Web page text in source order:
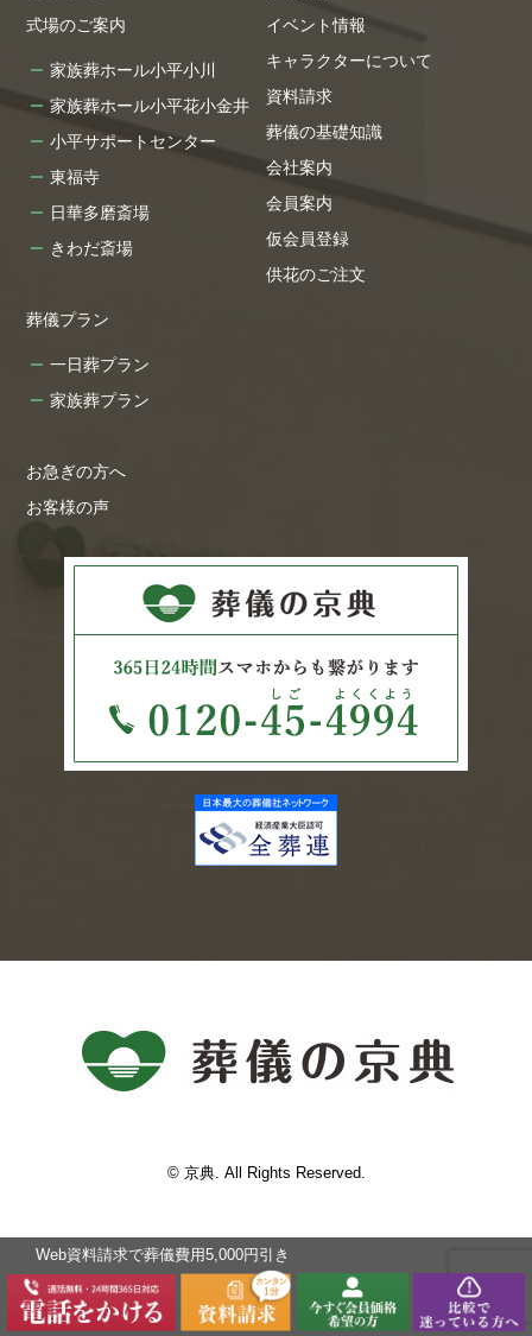
式場のご案内
家族葬ホール小平小川
家族葬ホール小平花小金井
小平サポートセンター
東福寺
日華多磨斎場
きわだ斎場
葬儀プラン
一日葬プラン
家族葬プラン
お急ぎの方へ
お客様の声
イベント情報
キャラクターについて
資料請求
葬儀の基礎知識
会社案内
会員案内
仮会員登録
供花のご注文
© 京典. All Rights Reserved.
Web資料請求で葬儀費⽤5,000円引き